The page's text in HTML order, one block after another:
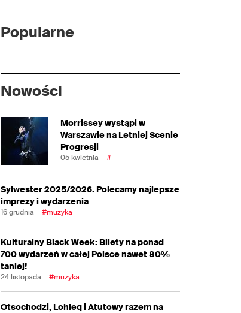
Popularne
Nowości
Morrissey wystąpi w
Warszawie na Letniej Scenie
Progresji
05 kwietnia #
Sylwester 2025/2026. Polecamy najlepsze
imprezy i wydarzenia
16 grudnia #muzyka
Kulturalny Black Week: Bilety na ponad
700 wydarzeń w całej Polsce nawet 80%
taniej!
24 listopada #muzyka
Otsochodzi, Lohleq i Atutowy razem na